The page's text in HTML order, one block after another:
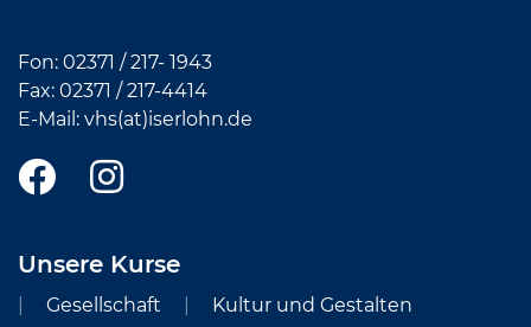
Fon: 02371 / 217- 1943
Fax: 02371 /217-4414
E-Mail: vhs(at)iserlohn.de
Unsere Kurse
Gesellschaft
Kultur und Gestalten